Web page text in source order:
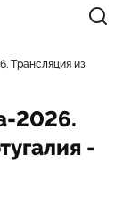
Трансляция из
2026.
-